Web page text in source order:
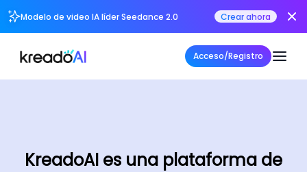
Modelo de video IA líder Seedance 2.0 Crear ahora
Acceso/Registro
KreadoAI es una plataforma de